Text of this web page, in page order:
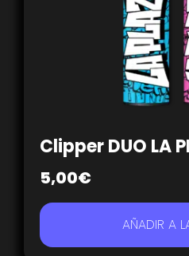
Clipper DUO LA
5,00€
AÑADIR A